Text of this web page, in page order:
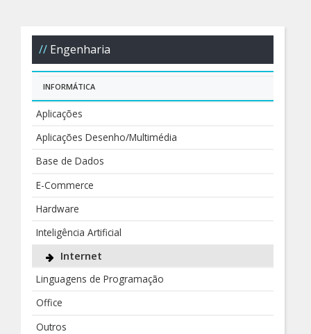
Engenharia
INFORMÁTICA
Aplicações
Aplicações Desenho/Multimédia
Base de Dados
E-Commerce
Hardware
Inteligência Artificial
Internet
Linguagens de Programação
Office
Outros